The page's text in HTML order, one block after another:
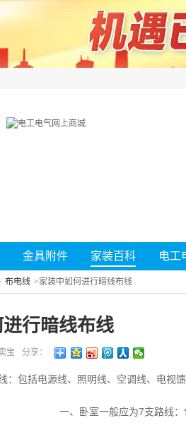
金具附件 家装百科 电工
布电线 >家装中如何进行暗线布线
行暗线布线
宝 分享：
：包括电源线、照明线、空调线、电视
一、卧室一般应为7支路线